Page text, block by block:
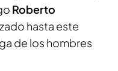
Roberto
hasta este
de los hombres